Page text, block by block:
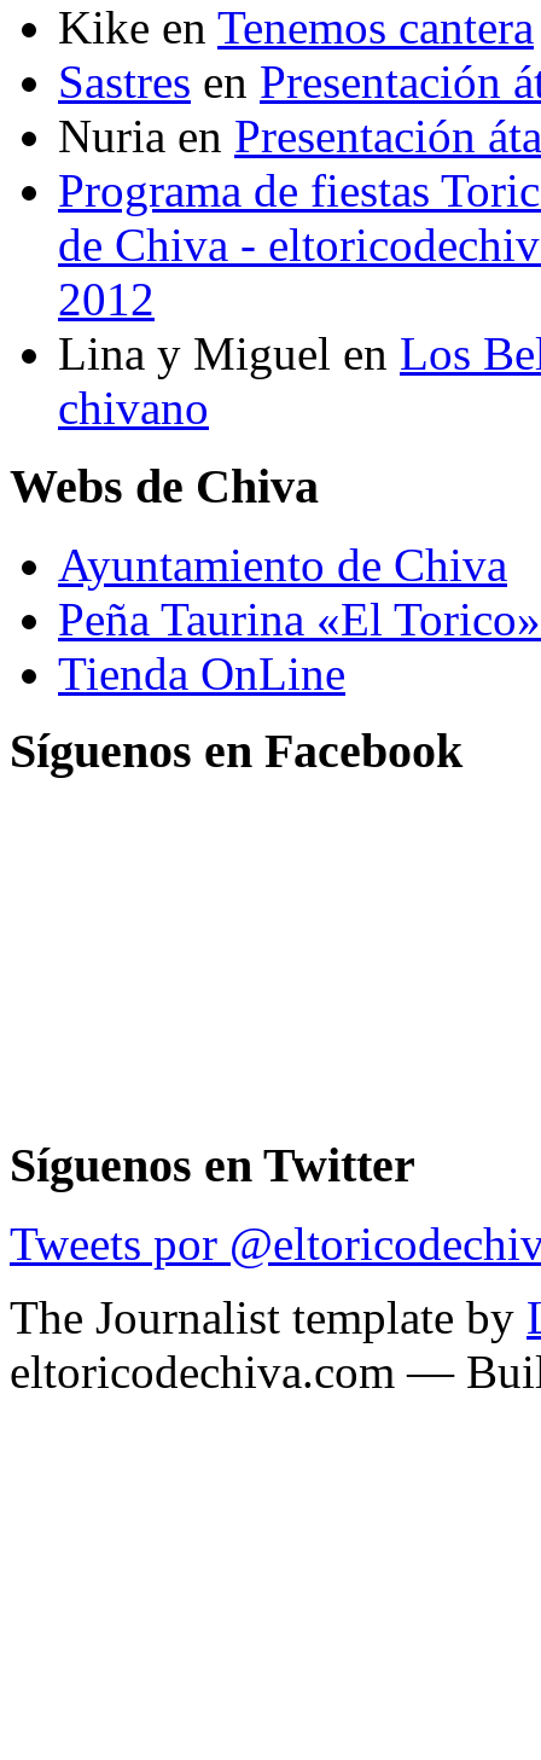
Kike en Tenemos cantera
Sastres en Presentación
Nuria en Presentación
Programa de fiestas
de Chiva -
2012
Lina y Miguel en Los
chivano
Webs de Chiva
Ayuntamiento de Chiva
Peña Taurina «El Torico»
Tienda OnLine
Síguenos en Facebook
Síguenos en Twitter
Tweets por
The Journalist template by
eltoricodechiva.com —